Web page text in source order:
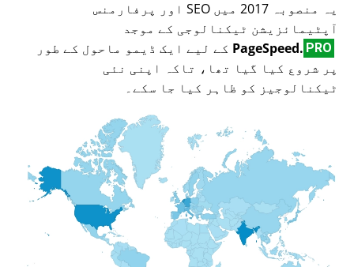
یہ منصوبہ 2017 میں SEO اور پرفارمنس
آپٹیمائزیشن ٹیکنالوجی کے موجد
PageSpeed. PRO
کے لیے ایک ڈیمو ماحول کے طور
پر شروع کیا گیا تھا، تاکہ اپنی نئی
ٹیکنالوجیز کو ظاہر کیا جا سکے۔